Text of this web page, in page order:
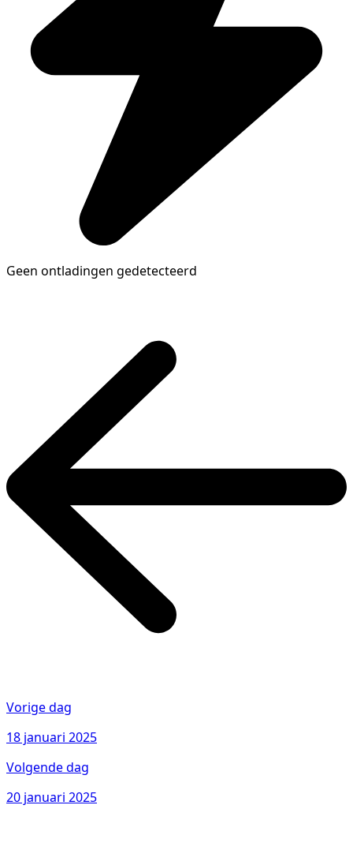
Geen ontladingen gedetecteerd
Vorige dag
18 januari 2025
Volgende dag
20 januari 2025